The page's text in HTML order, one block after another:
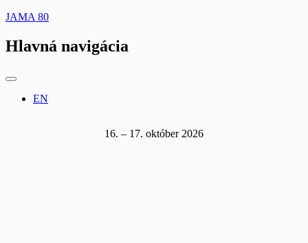
JAMA 80
Hlavná navigácia
EN
16. – 17. október 2026